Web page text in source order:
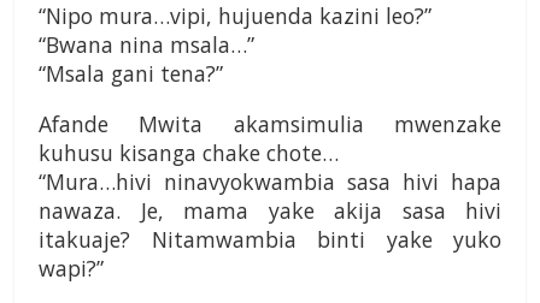
“Nipo mura…vipi, hujuenda kazini leo?”
“Bwana nina msala…”
“Msala gani tena?”
Afande Mwita akamsimulia mwenzake
kuhusu kisanga chake chote…
“Mura…hivi ninavyokwambia sasa hivi hapa
nawaza. Je, mama yake akija sasa hivi
itakuaje? Nitamwambia binti yake yuko
wapi?”